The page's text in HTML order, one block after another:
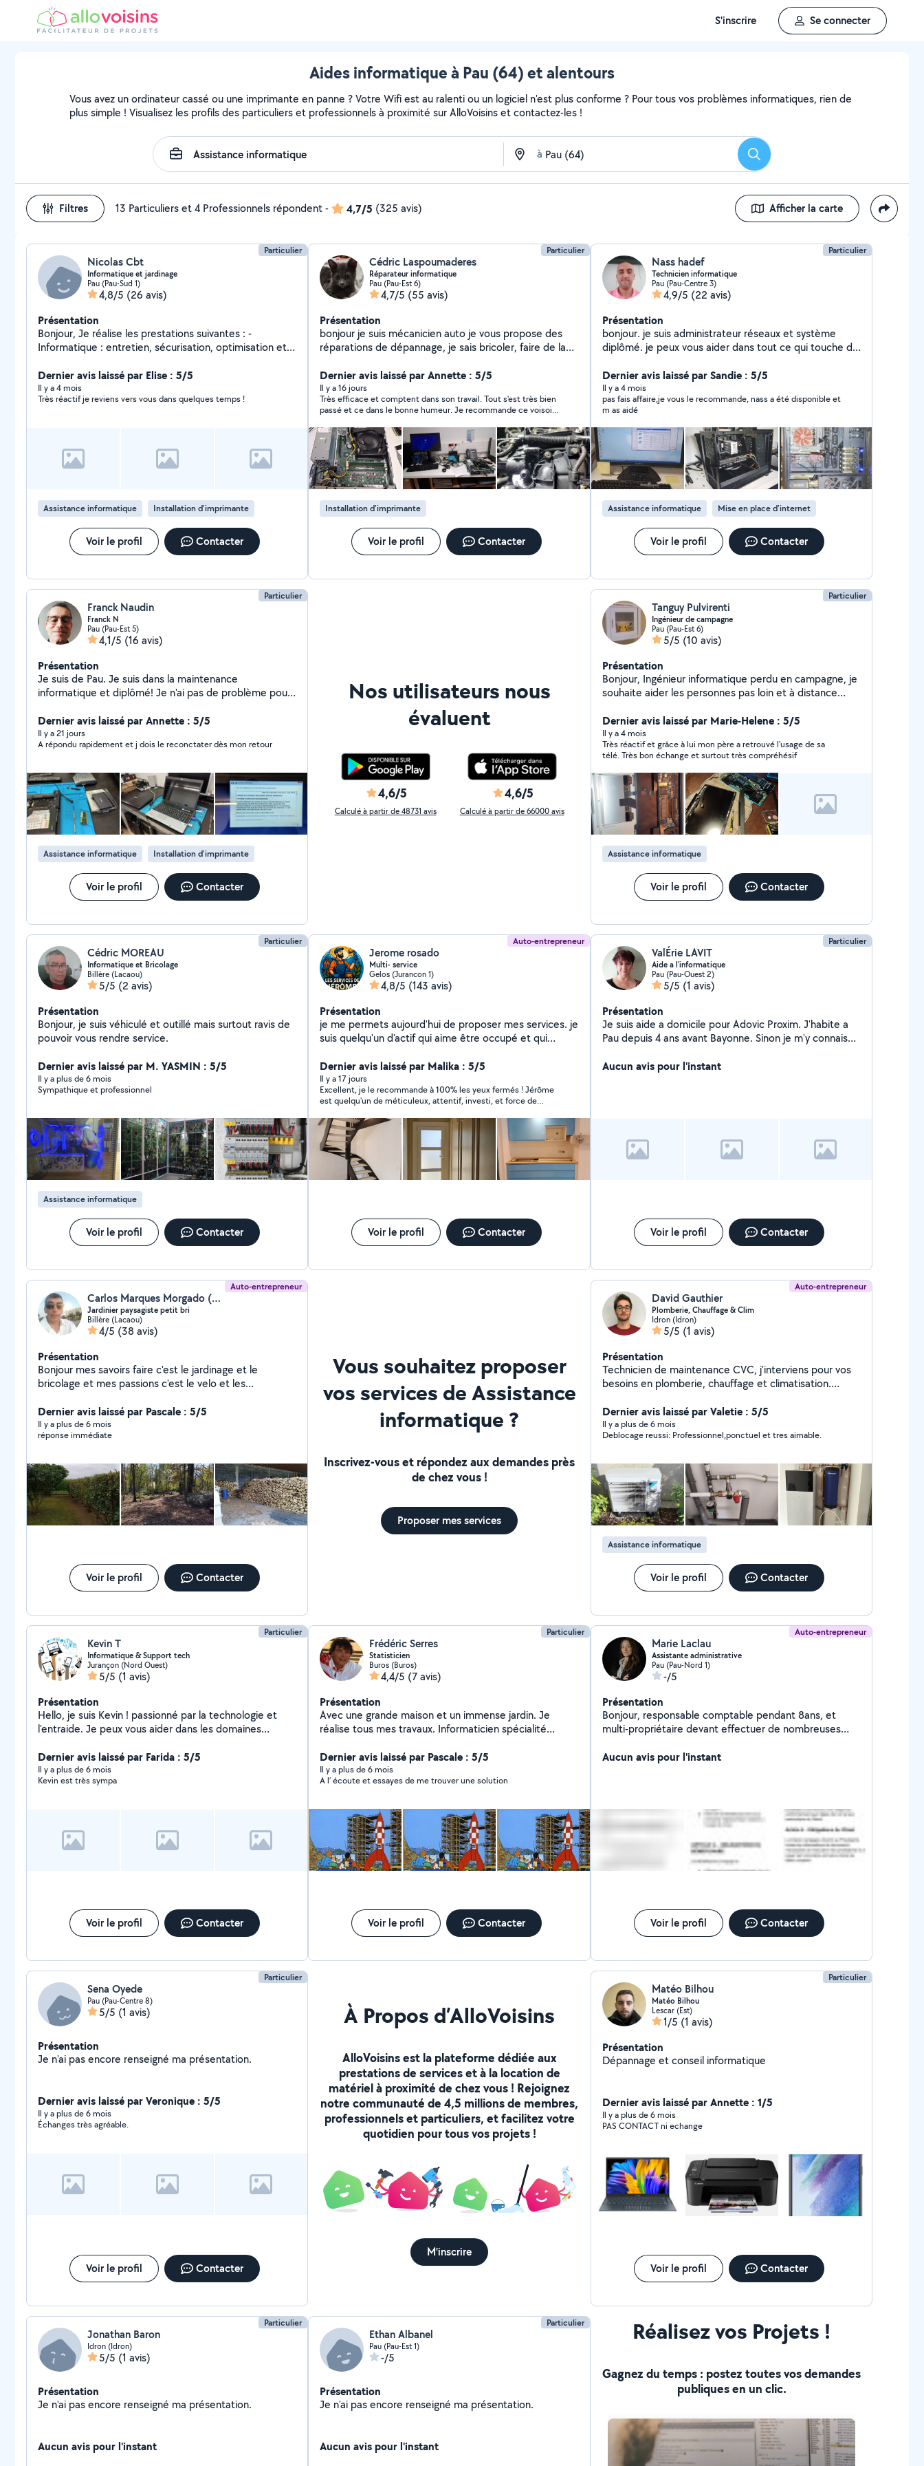
S'inscrire Se connecter
Aides informatique à Pau (64) et alentours
Vous avez un ordinateur cassé ou une imprimante en panne ? Votre Wifi est au ralenti ou un logiciel n'est plus conforme ? Pour tous vos problèmes informatiques, rien de
plus simple ! Visualisez les profils des particuliers et professionnels à proximité sur AlloVoisins et contactez-les !
à Rechercher
Filtres 13 Particuliers et 4 Professionnels répondent- 4,7/5 (325 avis) Afficher la carte
Particulier
Nicolas Cbt
Informatique et jardinage
Pau (Pau-Sud 1)
4,8/5 (26 avis)
Présentation
Bonjour, Je réalise les prestations suivantes : -
Informatique : entretien, sécurisation, optimisation et
optimisations smartphones. - Jardinage : tonte
pelouse, élagage de haies, entretien, arrosage
N'hésitez pas à me contacter.
Dernier avis laissé par Elise : 5/5
Il y a 4 mois
Très réactif je reviens vers vous dans quelques temps !
Assistance informatique Installation d'imprimante
Voir le profil Contacter
Particulier
Cédric Laspoumaderes
Réparateur informatique
Pau (Pau-Est 6)
4,7/5 (55 avis)
Présentation
bonjour je suis mécanicien auto je vous propose des
réparations de dépannage, je sais bricoler, faire de la
dépanneur informatique. J'ai obtenu mon diplôme.
Dernier avis laissé par Annette : 5/5
Il y a 16 jours
Très efficace et comptent dans son travail. Tout s'est très bien
passé et ce dans le bonne humeur. Je recommande ce voisoin.
Installation d'imprimante
Voir le profil Contacter
Particulier
Nass hadef
Technicien informatique
Pau (Pau-Centre 3)
4,9/5 (22 avis)
Présentation
bonjour. je suis administrateur réseaux et système
diplômé. je peux vous aider dans tout ce qui touche de
pc, recommander des configurations ou du
dépannage.N'hésitez pas à me contacter directement
par mail. Comme je n'ai pas d'abonnement premier, je
suis limité à 4 réponses. Merci et à bientôt
Dernier avis laissé par Sandie : 5/5
Il y a 4 mois
pas fais affaire,je vous le recommande, nass a été disponible et
m as aidé
Assistance informatique Mise en place d'internet
Voir le profil Contacter
Particulier
Franck Naudin
Franck N
Pau (Pau-Est 5)
4,1/5 (16 avis)
Présentation
Je suis de Pau. Je suis dans la maintenance
informatique et diplômé! Je n'ai pas de problème pour
Dernier avis laissé par Annette : 5/5
Il y a 21 jours
A répondu rapidement et j dois le reconctater dès mon retour
Assistance informatique Installation d'imprimante
Voir le profil Contacter
Nos utilisateurs nous
évaluent
4,6/5
Calculé à partir de 48731 avis
4,6/5
Calculé à partir de 66000 avis
Particulier
Tanguy Pulvirenti
Ingénieur de campagne
Pau (Pau-Est 6)
5/5 (10 avis)
Présentation
Bonjour, Ingénieur informatique perdu en campagne, je
souhaite aider les personnes pas loin et à distance
Dernier avis laissé par Marie-Helene : 5/5
Il y a 4 mois
Très réactif et grâce à lui mon père a retrouvé l'usage de sa
télé. Très bon échange et surtout très compréhésif
Assistance informatique
Voir le profil Contacter
Particulier
Cédric MOREAU
Informatique et Bricolage
Billère (Lacaou)
5/5 (2 avis)
Présentation
Bonjour, je suis véhiculé et outillé mais surtout ravis de
pouvoir vous rendre service.
Dernier avis laissé par M. YASMIN : 5/5
Il y a plus de 6 mois
Sympathique et professionnel
Assistance informatique
Voir le profil Contacter
Auto-entrepreneur
Jerome rosado
Multi- service
Gelos (Jurancon 1)
4,8/5 (143 avis)
Présentation
je me permets aujourd'hui de proposer mes services. je
suis quelqu'un d'actif qui aime être occupé et qui
étant dans le contrôle qualité je suis minutieux et très
professionnel. je propose mes services pour plusieurs
types de travaux : - montage de meuble - peinture,
papier peint, pose de parquet -ménages ( avant
emménagement, après déménagement). - remise au
propre d'un appartement avant état des lieux -
déménagement Bientôt en auto entrepreneur au cas
où cela intéresserait quelqu'un :)
Dernier avis laissé par Malika : 5/5
Il y a 17 jours
Excellent, je le recommande à 100% les yeux fermés ! Jérôme
est quelqu'un de méticuleux, attentif, investi, et force de
professionnalisme. Sa sympathie et sa courtoisie ont rendu
l'intervention très agréable !
Voir le profil Contacter
Particulier
ValÉrie LAVIT
Aide a l'informatique
Pau (Pau-Ouest 2)
5/5 (1 avis)
Présentation
Je suis aide a domicile pour Adovic Proxim. J'habite a
Pau depuis 4 ans avant Bayonne. Sinon je m'y connais
de texte,CV etc.... Traitement administratif. Je n'ai pas
Aucun avis pour l'instant
Voir le profil Contacter
Auto-entrepreneur
Carlos Marques Morgado (Service jardin)
Jardinier paysagiste petit bri
Billère (Lacaou)
4/5 (38 avis)
Présentation
Bonjour mes savoirs faire c'est le jardinage et le
bricolage et mes passions c'est le velo et les
Dernier avis laissé par Pascale : 5/5
Il y a plus de 6 mois
réponse immédiate
Voir le profil Contacter
Vous souhaitez proposer
vos services de Assistance
informatique ?
Inscrivez-vous et répondez aux demandes près
de chez vous !
Proposer mes services
Auto-entrepreneur
David Gauthier
Plomberie, Chauffage & Clim
Idron (Idron)
5/5 (1 avis)
Présentation
Technicien de maintenance CVC, j'interviens pour vos
besoins en plomberie, chauffage et climatisation.
et le remplacement de vos équipements. N'hésitez
pas à me contacter avec quelques photos pour une
première estimation. Facturation possible.
Dernier avis laissé par Valetie : 5/5
Il y a plus de 6 mois
Deblocage reussi: Professionnel,ponctuel et tres aimable.
Assistance informatique
Voir le profil Contacter
Particulier
Kevin T
Informatique & Support tech
Jurançon (Nord Ouest)
5/5 (1 avis)
Présentation
Hello, je suis Kevin ! passionné par la technologie et
l'entraide. Je peux vous aider dans les domaines
divers problèmes techniques. Dépannage Smartphone
et Tablettes : Réparation de vos appareils mobiles.
Installation et Configuration : Mise en place de logiciels
Développement d'Applications : Création d'applications
Android et iOS. Aide à la Création de Sites Web :
certains cas. Contactez-moi pour discuter de vos
besoins. À bientôt,
Dernier avis laissé par Farida : 5/5
Il y a plus de 6 mois
Kevin est très sympa
Voir le profil Contacter
Particulier
Frédéric Serres
Statisticien
Buros (Buros)
4,4/5 (7 avis)
Présentation
Avec une grande maison et un immense jardin. Je
réalise tous mes travaux. Informaticien spécialité
compétences. Donc je peux me diversifier dans les
demandes !
Dernier avis laissé par Pascale : 5/5
Il y a plus de 6 mois
A l’ écoute et essayes de me trouver une solution
Voir le profil Contacter
Auto-entrepreneur
Marie Laclau
Assistante administrative
Pau (Pau-Nord 1)
-/5
Présentation
Bonjour, responsable comptable pendant 8ans, et
multi-propriétaire devant effectuer de nombreuses
votre disposition pour tout besoin administratif, à
me contacter pour toute demande !
Aucun avis pour l'instant
Voir le profil Contacter
Particulier
Sena Oyede
Pau (Pau-Centre 8)
5/5 (1 avis)
Présentation
Je n'ai pas encore renseigné ma présentation.
Dernier avis laissé par Veronique : 5/5
Il y a plus de 6 mois
Échanges très agréable.
Voir le profil Contacter
À Propos d’AlloVoisins
AlloVoisins est la plateforme dédiée aux
prestations de services et à la location de
matériel à proximité de chez vous ! Rejoignez
notre communauté de 4,5 millions de membres,
professionnels et particuliers, et facilitez votre
quotidien pour tous vos projets !
M'inscrire
Particulier
Matéo Bilhou
Matéo Bilhou
Lescar (Est)
1/5 (1 avis)
Présentation
Dépannage et conseil informatique
Dernier avis laissé par Annette : 1/5
Il y a plus de 6 mois
PAS CONTACT ni echange
Voir le profil Contacter
Particulier
Jonathan Baron
Idron (Idron)
5/5 (1 avis)
Présentation
Je n'ai pas encore renseigné ma présentation.
Aucun avis pour l'instant
Particulier
Ethan Albanel
Pau (Pau-Est 1)
-/5
Présentation
Je n'ai pas encore renseigné ma présentation.
Aucun avis pour l'instant
Réalisez vos Projets !
Gagnez du temps : postez toutes vos demandes
publiques en un clic.